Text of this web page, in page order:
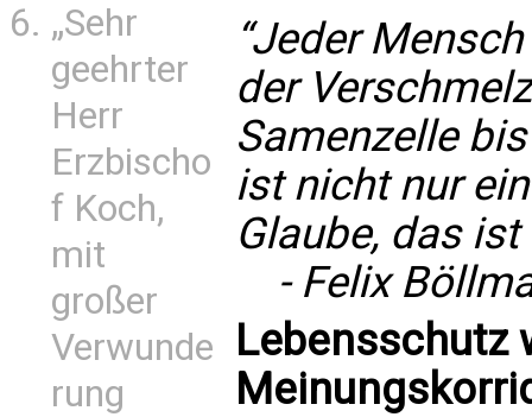
„Sehr
geehrter
Herr
Erzbischo
f Koch,
mit
großer
Verwunde
rung
“Jeder
der
Samenzelle
ist nicht nur
Glaube, das
- Felix
Lebensschutz